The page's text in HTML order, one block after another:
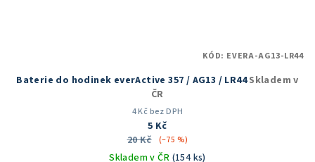
Baterie do hodinek everActive 357 / AG13 / LR44Skladem v
ČR
4 Kč bez DPH
5 Kč
20 Kč
(–75 %)
Skladem v ČR (154 ks)
KÓD: EVERA-AG13-LR44